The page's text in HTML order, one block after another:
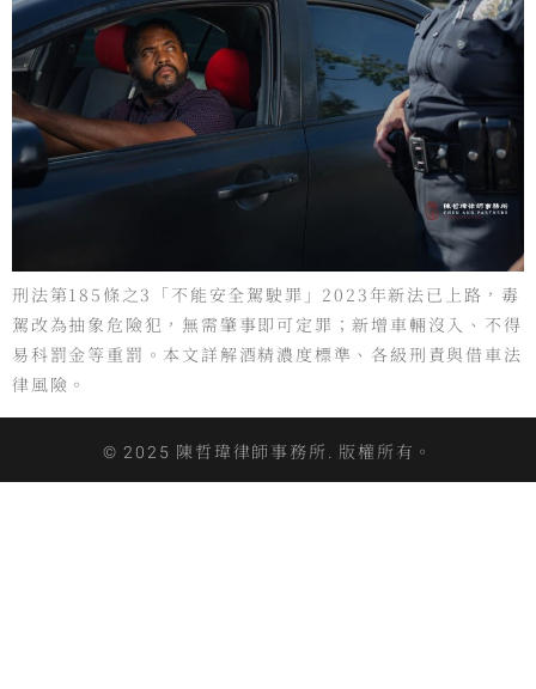
刑法第185條之3「不能安全駕駛罪」2023年新法已上路，毒
駕改為抽象危險犯，無需肇事即可定罪；新增車輛沒入、不得
易科罰金等重罰。本文詳解酒精濃度標準、各級刑責與借車法
律風險。
© 2025 陳哲瑋律師事務所. 版權所有。